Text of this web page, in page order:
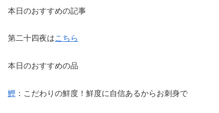
本日のおすすめの記事
第二十四夜はこちら
本日のおすすめの品
鰹 ：こだわりの鮮度！鮮度に自信あるからお刺身で